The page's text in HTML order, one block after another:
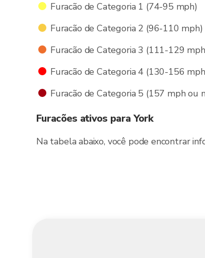
Furacão de Categoria 1 (74-95 mph)
Furacão de Categoria 2 (96-110 mph)
Furacão de Categoria 3 (111-129
Furacão de Categoria 4 (130-156
Furacão de Categoria 5 (157 mph ou
Furacões ativos para York
Na tabela abaixo, você pode encontrar